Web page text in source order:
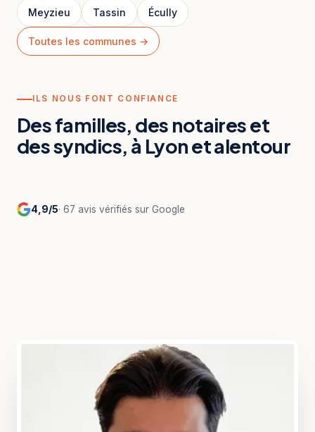
Meyzieu Tassin Écully
Toutes les communes →
ILS NOUS FONT CONFIANCE
Des familles, des notaires et
des syndics, à Lyon et alentour
4,9/5· 67 avis vérifiés sur Google